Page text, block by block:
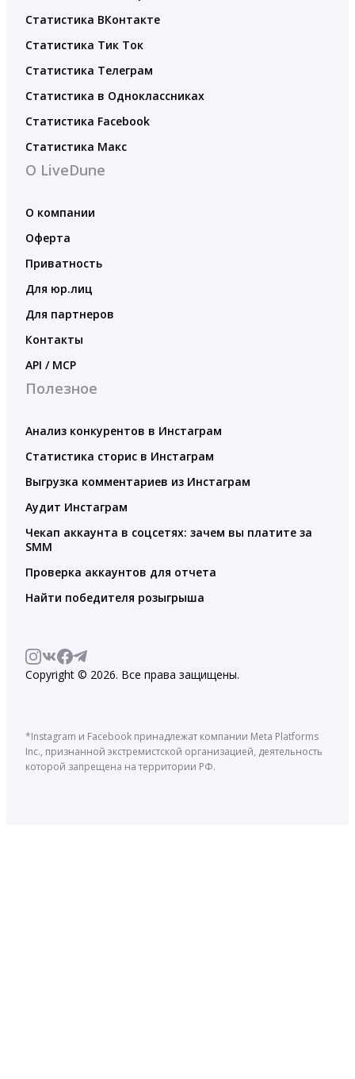
Статистика ВКонтакте
Статистика Тик Ток
Статистика Телеграм
Статистика в Одноклассниках
Статистика Facebook
Статистика Макс
О LiveDune
О компании
Оферта
Приватность
Для юр.лиц
Для партнеров
Контакты
API / MCP
Полезное
Анализ конкурентов в Инстаграм
Статистика сторис в Инстаграм
Выгрузка комментариев из Инстаграм
Аудит Инстаграм
Чекап аккаунта в соцсетях: зачем вы платите за
SMM
Проверка аккаунтов для отчета
Найти победителя розыгрыша
Copyright © 2026. Все права защищены.
*Instagram и Facebook принадлежат компании Meta Platforms
Inc., признанной экстремистской организацией, деятельность
которой запрещена на территории РФ.